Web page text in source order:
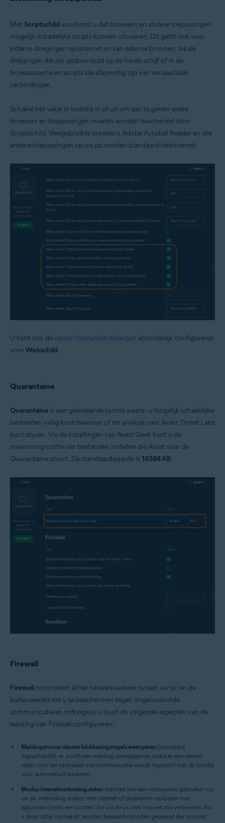
Met Scriptschild voorkomt u dat browsers en andere toepassingen
mogelijk schadelijke scripts kunnen uitvoeren. Dit geldt ook voor
externe dreigingen op internet en van externe bronnen, lokale
dreigingen die zijn gedownload op de harde schijf of in de
browsercache en scripts die afkomstig zijn van versleutelde
verbindingen.
Schakel het vakje in kwestie in of uit om aan te geven welke
browsers en toepassingen moeten worden beschermd door
Scriptschild. Veelgebruikte browsers, Adobe Acrobat Reader en alle
andere toepassingen op uw pc worden standaard beschermd.
U kunt ook de rapportbestandinstellingen afzonderlijk configureren
voorWebschild.
Quarantaine
Quarantaine is een geïsoleerde ruimte waarin u mogelijk schadelijke
bestanden veilig kunt bewaren of ter analyse naar Avast Threat Labs
kunt sturen. Via de instellingen van Avast Geek kunt u de
maximumgrootte van bestanden instellen die Avast naar de
Quarantaine stuurt. De standaardwaarde is16384 KB.
Firewall
Firewall controleert al het netwerkverkeer tussen uw pc en de
buitenwereld om u te beschermen tegen ongeoorloofde
communicatie en indringers. U kunt de volgende aspecten van de
werking van Firewall configureren:
Meldingen over nieuwe blokkeringsregels weergeven (standaard
ingeschakeld): er wordt een melding weergegeven zodra er een nieuwe
regel voor het verbieden van communicatie wordt ingesteld met de functie
voor automatisch beslissen.
Modus Internetverbinding delen: hiermee kan een vertrouwde gebruiker via
uw pc verbinding maken met internet of problemen oplossen met
apparaten (zoals een printer), die via de pc met internet zijn verbonden. Als
u deze optie inschakelt, worden bepaalde poorten geopend die normaal